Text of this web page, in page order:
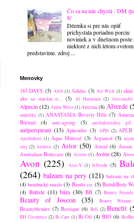
Čo sa na nás chystá - DM /
8/
Déemka si pre nás opäť
prichystala poriadnu porciu
noviniek a v dnešnom poste
niektoré z nich letom-svetom
predstavíme. zdroj ...
Menovky
183 DAYS (5) Abib (1) Adidas (3) Air Wick (1) akné
ako sa starám o...
(5) Al Haramain (2) Alessandro
Alpecin (12) Alpin Weiss(1) Alterna (8) Alverde
ampulky (1) ANASTASIA Beverly Hills (7)
Börlind
(4) anti-ageing (5) antibakteriálny gél
antiperspirant (13) Aphrodite (3) APIS (2) APLB
Apothekers (1) Aqua Mineral (3) Arganeol (5)
olej (2) Artdeco (2) Astor (50) Astrid (6) Aussie
Australian Bodycare (6) Aveeno(1) Avéne (28) Aveo
Avon (225) Axis-Y (1) b.fresh (5)
(264) balzam na pery (121) balzam na
(4) bambucké maslo (3) Banila co. (5) Bath&Body
(4) Batiste (11) báza (30) BB (7) Beauty Friends
Beauty of Joseon (35) Beauty Woman
Beautyblender (7) Beetique (6) Bell (2) Benefit
BH Cosmetics (2) Bi Care (1) Bi-Oil (4) BIO (6)